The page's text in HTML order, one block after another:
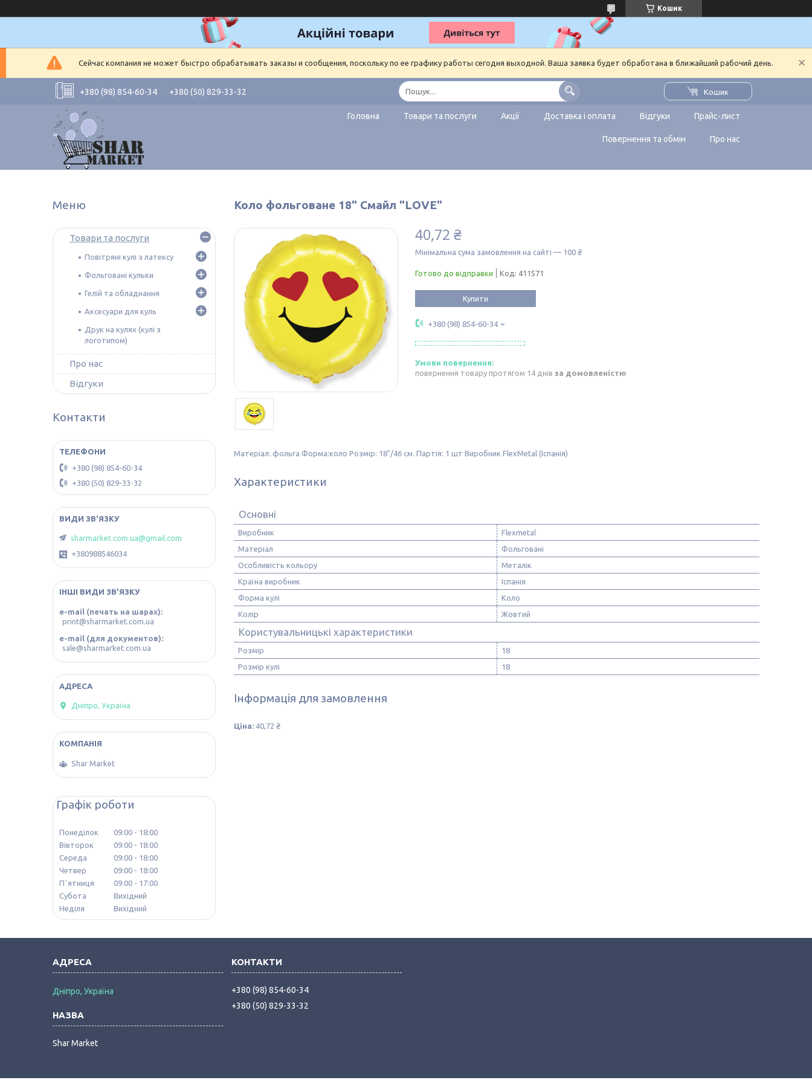
Кошик
Сейчас компания не может быстро обрабатывать заказы и сообщения, поскольку по ее графику работы сегодня выходной. Ваша заявка будет обработана в ближайший рабочий день.
+380 (98) 854-60-34 +380 (50) 829-33-32 Кошик
Головна Товари та послуги Акції Доставка і оплата Відгуки Прайс-лист
Повернення та обмін Про нас
Коло фольговане 18" Смайл "LOVE"
40,72 ₴
Мінімальна сума замовлення на сайті — 100 ₴
Готово до відправки Код: 411571
Купити
+380 (98) 854-60-34
повернення товару протягом 14 днів за домовленістю
Матеріал: фольга Форма:коло Розмір: 18"/46 см. Партія: 1 шт Виробник FlexMetal (Іспанія)
Характеристики
Основні
Виробник
Flexmetal
Матеріал
Фольговані
Особливість кольору
Металік
Країна виробник
Іспанія
Форма кулі
Коло
Колір
Жовтий
Користувальницькі характеристики
Розмір
18
Розмір кулі
18
Інформація для замовлення
Ціна: 40,72 ₴
Товари та послуги
Повітряні кулі з латексу
Фольговані кульки
Гелій та обладнання
Аксесуари для куль
Друк на кулях (кулі з
логотипом)
Про нас
Відгуки
Контакти
+380 (98) 854-60-34
+380 (50) 829-33-32
sharmarket.com.ua@gmail.com
+380988546034
ІНШІ ВИДИ ЗВ'ЯЗКУ
e-mail (печать на шарах)
print@sharmarket.com.ua
e-mail (для документов)
sale@sharmarket.com.ua
Дніпро, Україна
Shar Market
Графік роботи
Понеділок 09:00
18:00
Вівторок
09:00
18:00
Середа
09:00
18:00
Четвер
09:00
18:00
Пʼятниця
09:00
17:00
Субота
Вихідний
Неділя
Вихідний
Дніпро, Україна
Shar Market
+380 (98) 854-60-34
+380 (50) 829-33-32